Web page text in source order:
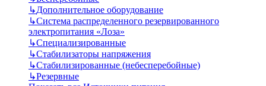
↳Дополнительное оборудование
↳Система распределенного резервированного
электропитания «Лоза»
↳Специализированные
↳Стабилизаторы напряжения
↳Стабилизированные (небесперебойные)
↳Резервные